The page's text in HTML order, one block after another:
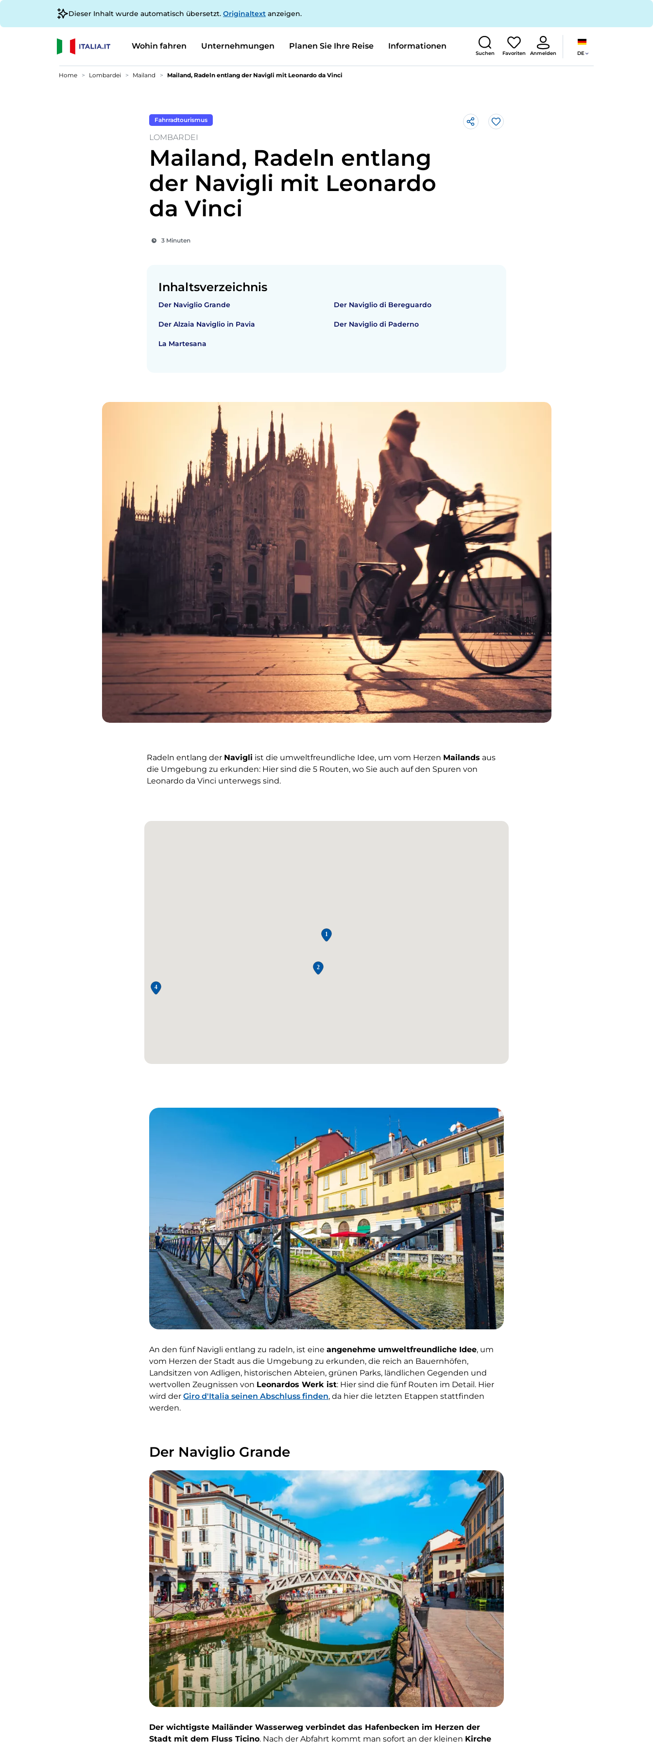
Dieser Inhalt wurde automatisch übersetzt. Originaltext anzeigen.
Wohin fahren Unternehmungen Planen Sie Ihre Reise Informationen
Suchen Favoriten Anmelden DE
Home Lombardei Mailand Mailand, Radeln entlang der Navigli mit Leonardo da Vinci
Fahrradtourismus
LOMBARDEI
Mailand, Radeln entlang
der Navigli mit Leonardo
da Vinci
3 Minuten
Like
Inhaltsverzeichnis
Der Naviglio Grande
Der Alzaia Naviglio in Pavia
La Martesana
Der Naviglio di Bereguardo
Der Naviglio di Paderno
Radeln entlang der Navigli ist die umweltfreundliche Idee, um vom Herzen Mailands aus
die Umgebung zu erkunden: Hier sind die 5 Routen, wo Sie auch auf den Spuren von
Leonardo da Vinci unterwegs sind.
An den fünf Navigli entlang zu radeln, ist eine angenehme umweltfreundliche Idee, um
vom Herzen der Stadt aus die Umgebung zu erkunden, die reich an Bauernhöfen,
Landsitzen von Adligen, historischen Abteien, grünen Parks, ländlichen Gegenden und
wertvollen Zeugnissen von Leonardos Werk ist: Hier sind die fünf Routen im Detail. Hier
wird der Giro d'Italia seinen Abschluss finden, da hier die letzten Etappen stattfinden
werden.
Der Naviglio Grande
Der wichtigste Mailänder Wasserweg verbindet das Hafenbecken im Herzen der
Stadt mit dem Fluss Ticino. Nach der Abfahrt kommt man sofort an der kleinen Kirche